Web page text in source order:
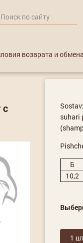
возврата и обмена
с
suhari
Б
10,2
1